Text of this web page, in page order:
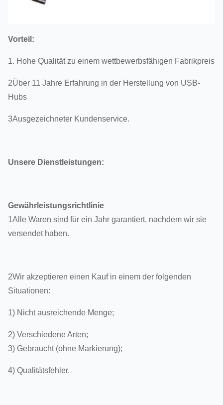
Vorteil:
1. Hohe Qualität zu einem wettbewerbsfähigen Fabrikpreis
2Über 11 Jahre Erfahrung in der Herstellung von USB-
Hubs
3Ausgezeichneter Kundenservice.
Unsere Dienstleistungen:
Gewährleistungsrichtlinie
1Alle Waren sind für ein Jahr garantiert, nachdem wir sie
versendet haben.
2Wir akzeptieren einen Kauf in einem der folgenden
Situationen:
1) Nicht ausreichende Menge;
2) Verschiedene Arten;
3) Gebraucht (ohne Markierung);
4) Qualitätsfehler.